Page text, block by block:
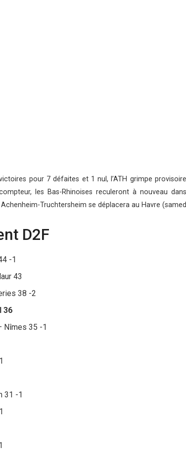
pour 7 défaites et 1 nul, l’ATH grimpe
les Bas-Rhinoises reculeront à nouveau
Truchtersheim se déplacera au Havre
D2F
-1
43
38 -2
36
Nîmes 35 -1
31 -1